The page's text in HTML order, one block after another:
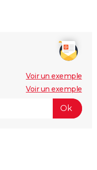
Voir un exemple
Voir un exemple